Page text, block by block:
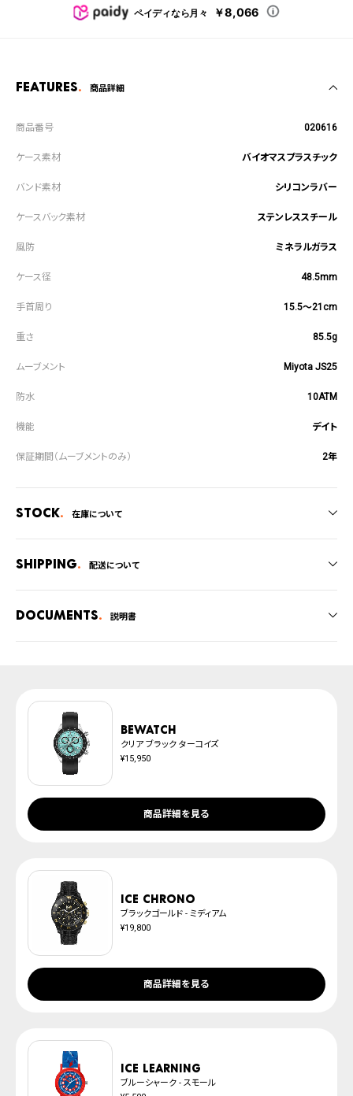
ペイディなら月々 ￥8,066
Features 商品詳細
020616
バイオマスプラスチック
シリコンラバー
ステンレススチール
ミネラルガラス
48.5mm
15.5～21cm
85.5g
Miyota JS25
10ATM
デイト
2年
Stock 在庫について
在庫切れの場合、キャンセルをさせて頂きます。
Shipping 配送について
・系列店舗から取り寄せ後に発送
※ご予約商品は、記載のお届け予定での発送となります。
Documents 説明書
防水について
BEWATCH
クリア ブラック ターコイズ
¥15,950
商品詳細を見る
ICE chrono
ブラックゴールド - ミディアム
¥19,800
商品詳細を見る
ICE learning
ブルーシャーク - スモール